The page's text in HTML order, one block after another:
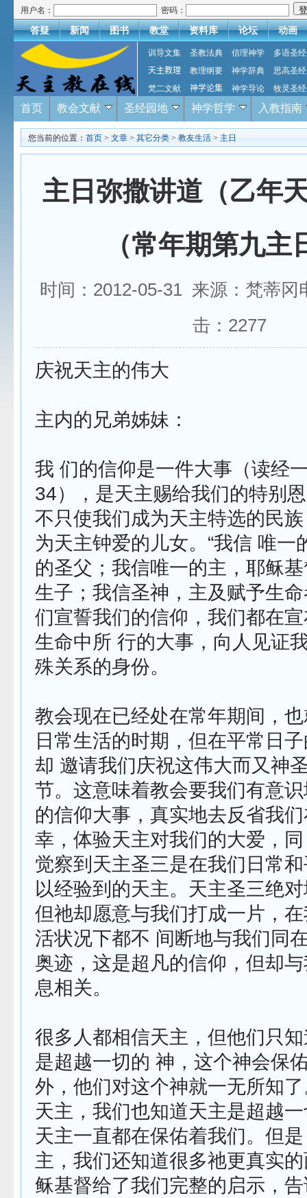
用户名： 密码：
答疑 新闻 图书 教堂 资料库 论坛 动画
训导文集 圣教法典 信理神学
多语圣经
天主教理
教理纲要 神学辞典
思高圣经
梵二文献
神学论集 神学导论 牧灵圣经
首页 教会文献 圣经园地 神学哲学 入教指南
您当前的位置： 首页 > 文章 > 其它分类 > 教友生活 > 主日
主日弥撒讲道（乙年
（常年期第九主
时间：2012-05-31 来源：梵蒂
击： 2277
庆祝天主的伟大
主内的兄弟姊妹：
我 们的信仰是一件大事（读经
34），是天主赐给我们的特别
不只使我们成为天主特选的民
为天主钟爱的儿女。“我信 唯一
的圣父；我信唯一的主，耶稣
生子；我信圣神，主及赋予生命
们宣誓我们的信仰，我们都在
生命中所 行的大事，向人见证
殊关系的身份。
教会现在已经处在常年期间，
日常生活的时期，但在平常日
却 邀请我们庆祝这伟大而又神
节。这意味着教会要我们有意
的信仰大事，真实地去反省我
幸，体验天主对我们的大爱，
觉察到天主圣三是在我们日常
以经验到的天主。天主圣三绝
但祂却愿意与我们打成一片，
活状况下都不 间断地与我们同
奥迹，这是超凡的信仰，但却
息相关。
很多人都相信天主，但他们只
是超越一切的 神，这个神会保
外，他们对这个神就一无所知
天主，我们也知道天主是超越
天主一直都在保佑着我们。但
主，我们还知道很多祂更真实
稣基督给了我们完整的启示，